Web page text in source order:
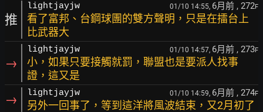
推
lightjayjw 01/10 14:55, 6月前 , 272F
看了富邦、台鋼球團的雙方聲明，只是在擂台上
比武器大
→
lightjayjw 01/10 14:57, 6月前 , 273F
小，如果只要接觸就罰，聯盟也是要派人找事
證，這又是
→ lightjayjw 01/10 14:59, 6月前 , 274F
另外一回事了，等到這洋將風波結束，又2月初了